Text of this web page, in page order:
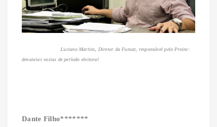
Luciano Martins, Diretor da Funsat, responsável pelo Proinc:
denuncias vazias de período eleitoral
Dante Filho*******